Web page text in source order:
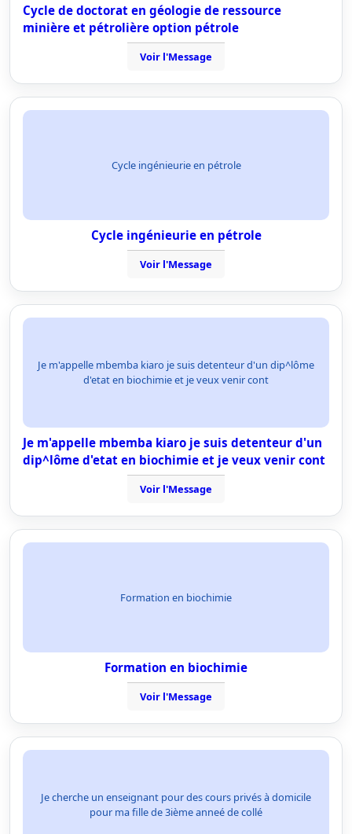
Cycle de doctorat en géologie de ressource
minière et pétrolière option pétrole
Voir l'Message
Cycle ingénieurie en pétrole
Cycle ingénieurie en pétrole
Voir l'Message
Je m'appelle mbemba kiaro je suis detenteur d'un dip^lôme
d'etat en biochimie et je veux venir cont
Je m'appelle mbemba kiaro je suis detenteur d'un
dip^lôme d'etat en biochimie et je veux venir cont
Voir l'Message
Formation en biochimie
Formation en biochimie
Voir l'Message
Je cherche un enseignant pour des cours privés à domicile
pour ma fille de 3ième anneé de collé